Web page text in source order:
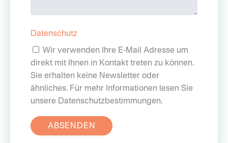
Datenschutz
Wir verwenden Ihre E-Mail Adresse um
direkt mit Ihnen in Kontakt treten zu können.
Sie erhalten keine Newsletter oder
ähnliches. Für mehr Informationen lesen Sie
unsere Datenschutzbestimmungen.